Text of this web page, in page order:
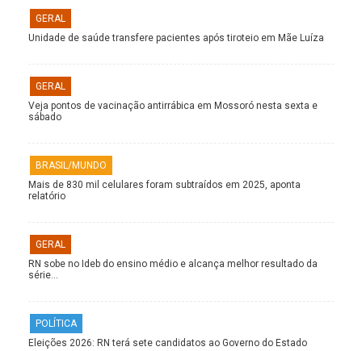
GERAL
Unidade de saúde transfere pacientes após tiroteio em Mãe Luíza
GERAL
Veja pontos de vacinação antirrábica em Mossoró nesta sexta e
sábado
BRASIL/MUNDO
Mais de 830 mil celulares foram subtraídos em 2025, aponta
relatório
GERAL
RN sobe no Ideb do ensino médio e alcança melhor resultado da
série…
POLÍTICA
Eleições 2026: RN terá sete candidatos ao Governo do Estado